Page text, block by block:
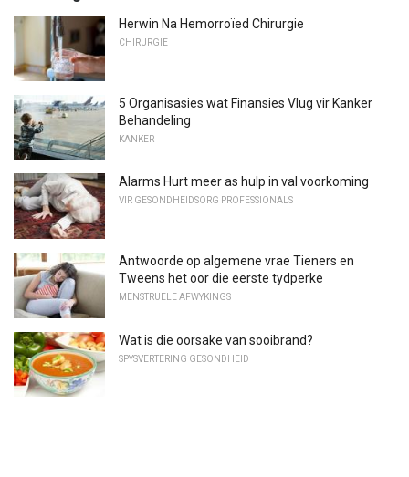
Herwin Na Hemorroïed Chirurgie
CHIRURGIE
5 Organisasies wat Finansies Vlug vir Kanker
Behandeling
KANKER
Alarms Hurt meer as hulp in val voorkoming
VIR GESONDHEIDSORG PROFESSIONALS
Antwoorde op algemene vrae Tieners en
Tweens het oor die eerste tydperke
MENSTRUELE AFWYKINGS
Wat is die oorsake van sooibrand?
SPYSVERTERING GESONDHEID